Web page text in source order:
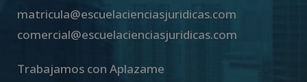
matricula@escuelacienciasjuridicas.com
comercial@escuelacienciasjuridicas.com
Trabajamos con Aplazame